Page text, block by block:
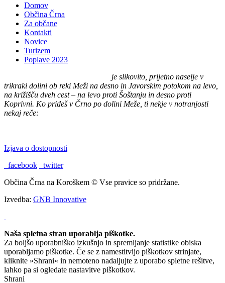
Domov
Občina Črna
Za občane
Kontakti
Novice
Turizem
Poplave 2023
je slikovito, prijetno naselje v
trikraki dolini ob reki Meži na desno in Javorskim potokom na levo,
na križišču dveh cest – na levo proti Šoštanju in desno proti
Koprivni. Ko prideš v Črno po dolini Meže, ti nekje v notranjosti
nekaj reče:
Izjava o dostopnosti
facebook
twitter
Občina Črna na Koroškem © Vse pravice so pridržane.
Izvedba: GNB Innovative
Naša spletna stran uporablja piškotke.
Za boljšo uporabniško izkušnjo in spremljanje statistike obiska
uporabljamo piškotke. Če se z namestitvijo piškotkov strinjate,
kliknite »Shrani« in nemoteno nadaljujte z uporabo spletne rešitve,
lahko pa si ogledate nastavitve piškotkov.
Shrani